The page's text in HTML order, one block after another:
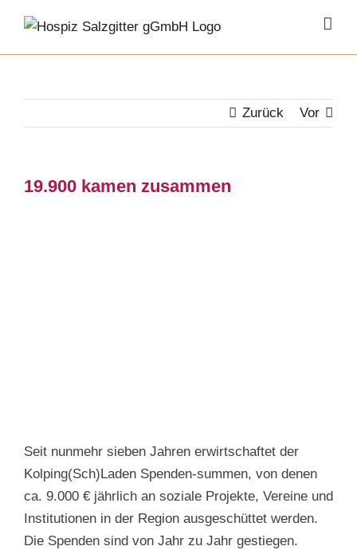
Inhalt
springen
Zurück Vor
19.900 kamen zusammen
Seit nunmehr sieben Jahren erwirtschaftet der
Kolping(Sch)Laden Spenden-summen, von denen
ca. 9.000 € jährlich an soziale Projekte, Vereine und
Institutionen in der Region ausgeschüttet werden.
Die Spenden sind von Jahr zu Jahr gestiegen.